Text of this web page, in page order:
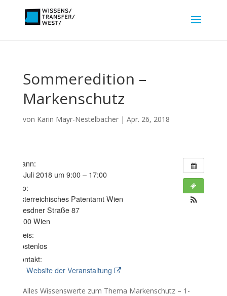
Sommeredition –
Markenschutz
von Karin Mayr-Nestelbacher| Apr. 26, 2018
Wann:
4. Juli 2018 um 9:00 – 17:00
Wo:
Österreichisches Patentamt Wien
Dresdner Straße 87
1200 Wien
Preis:
Kostenlos
Kontakt:
Website der Veranstaltung
Alles Wissenswerte zum Thema Markenschutz – 1-